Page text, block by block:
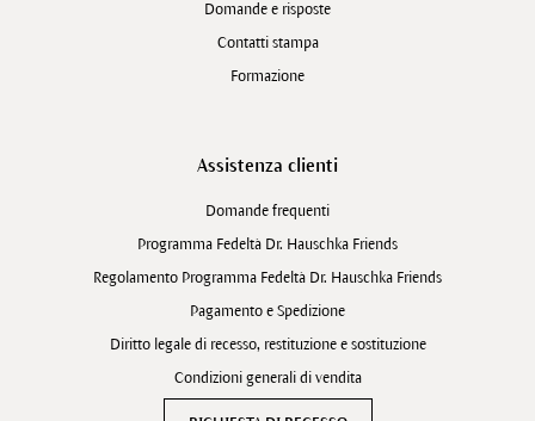
Domande e risposte
Contatti stampa
Formazione
Assistenza clienti
Domande frequenti
Programma Fedeltà Dr. Hauschka Friends
Regolamento Programma Fedeltà Dr. Hauschka Friends
Pagamento e Spedizione
Diritto legale di recesso, restituzione e sostituzione
Condizioni generali di vendita